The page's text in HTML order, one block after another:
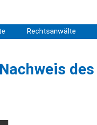
Rechtsanwälte